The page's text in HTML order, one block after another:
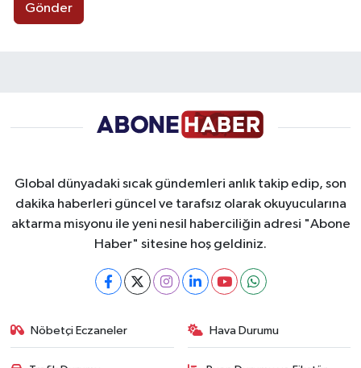
Gönder
Global dünyadaki sıcak gündemleri anlık takip edip, son
dakika haberleri güncel ve tarafsız olarak okuyucularına
aktarma misyonu ile yeni nesil haberciliğin adresi "Abone
Haber" sitesine hoş geldiniz.
Nöbetçi Eczaneler Hava Durumu